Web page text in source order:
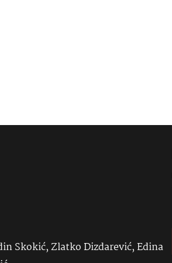
Skokić, Zlatko Dizdarević, Edina